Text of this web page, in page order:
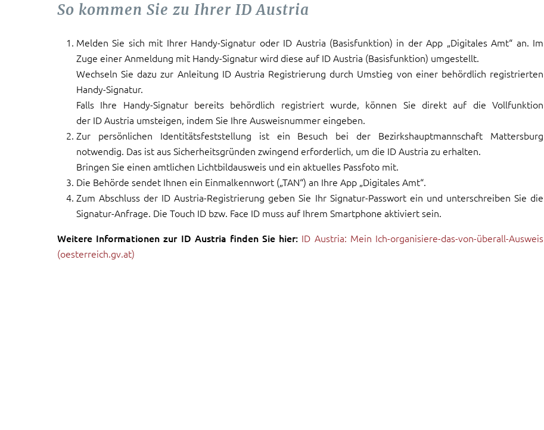
So kommen Sie zu Ihrer ID Austria
Melden Sie sich mit Ihrer Handy-Signatur oder ID Austria (Basisfunktion) in der App „Digitales Amt“ an. Im
Zuge einer Anmeldung mit Handy-Signatur wird diese auf ID Austria (Basisfunktion) umgestellt.
Wechseln Sie dazu zur Anleitung ID Austria Registrierung durch Umstieg von einer behördlich registrierten
Handy-Signatur.
Falls Ihre Handy-Signatur bereits behördlich registriert wurde, können Sie direkt auf die Vollfunktion
der ID Austria umsteigen, indem Sie Ihre Ausweisnummer eingeben.
Zur persönlichen Identitätsfeststellung ist ein Besuch bei der Bezirkshauptmannschaft Mattersburg
notwendig. Das ist aus Sicherheitsgründen zwingend erforderlich, um die ID Austria zu erhalten.
Bringen Sie einen amtlichen Lichtbildausweis und ein aktuelles Passfoto mit.
Die Behörde sendet Ihnen ein Einmalkennwort („TAN“) an Ihre App „Digitales Amt“.
Zum Abschluss der ID Austria-Registrierung geben Sie Ihr Signatur-Passwort ein und unterschreiben Sie die
Signatur-Anfrage. Die Touch ID bzw. Face ID muss auf Ihrem Smartphone aktiviert sein.
Weitere Informationen zur ID Austria finden Sie hier: ID Austria: Mein Ich-organisiere-das-von-überall-Ausweis
(oesterreich.gv.at)